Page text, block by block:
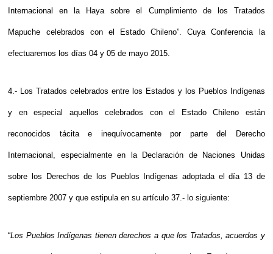
Internacional en la Haya sobre el Cumplimiento de los Tratados
Mapuche celebrados con el Estado Chileno”. Cuya Conferencia la
efectuaremos los días 04 y 05 de mayo 2015.
4.- Los Tratados celebrados entre los Estados y los Pueblos Indígenas
y en especial aquellos celebrados con el Estado Chileno están
reconocidos tácita e inequívocamente por parte del Derecho
Internacional, especialmente en la Declaración de Naciones Unidas
sobre los Derechos de los Pueblos Indígenas adoptada el día 13 de
septiembre 2007 y que estipula en su artículo 37.- lo siguiente:
“Los Pueblos Indígenas tienen derechos a que los Tratados, acuerdos y